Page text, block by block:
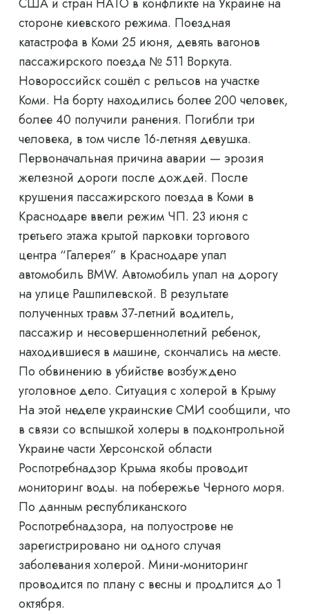
стороне киевского режима. Поездная
катастрофа в Коми 25 июня, девять вагонов
пассажирского поезда № 511 Воркута.
Новороссийск сошёл с рельсов на участке
Коми. На борту находились более 200 человек,
более 40 получили ранения. Погибли три
человека, в том числе 16-летняя девушка.
Первоначальная причина аварии — эрозия
железной дороги после дождей. После
крушения пассажирского поезда в Коми в
Краснодаре ввели режим ЧП. 23 июня с
третьего этажа крытой парковки торгового
центра “Галерея” в Краснодаре упал
автомобиль BMW. Автомобиль упал на дорогу
на улице Рашпилевской. В результате
полученных травм 37-летний водитель,
пассажир и несовершеннолетний ребенок,
находившиеся в машине, скончались на месте.
По обвинению в убийстве возбуждено
уголовное дело. Ситуация с холерой в Крыму
На этой неделе украинские СМИ сообщили, что
в связи со вспышкой холеры в подконтрольной
Украине части Херсонской области
Роспотребнадзор Крыма якобы проводит
мониторинг воды. на побережье Черного моря.
По данным республиканского
Роспотребнадзора, на полуострове не
зарегистрировано ни одного случая
заболевания холерой. Мини-мониторинг
проводится по плану с весны и продлится до 1
октября.